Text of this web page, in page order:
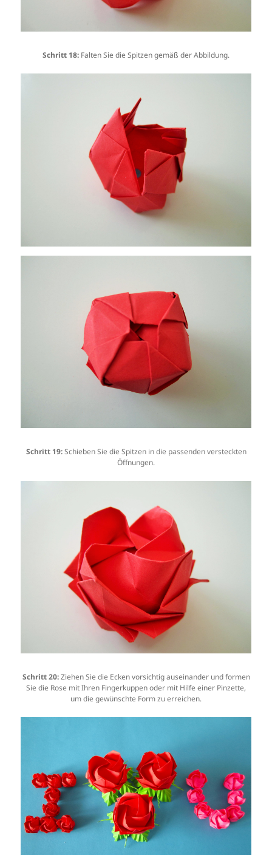
Schritt 18: Falten Sie die Spitzen gemäß der Abbildung.
Schritt 19:Schieben Sie die Spitzen in die passenden versteckten
Öffnungen.
Schritt 20:Ziehen Sie die Ecken vorsichtig auseinander und formen
Sie die Rose mit Ihren Fingerkuppen oder mit Hilfe einer Pinzette,
um die gewünschte Form zu erreichen.